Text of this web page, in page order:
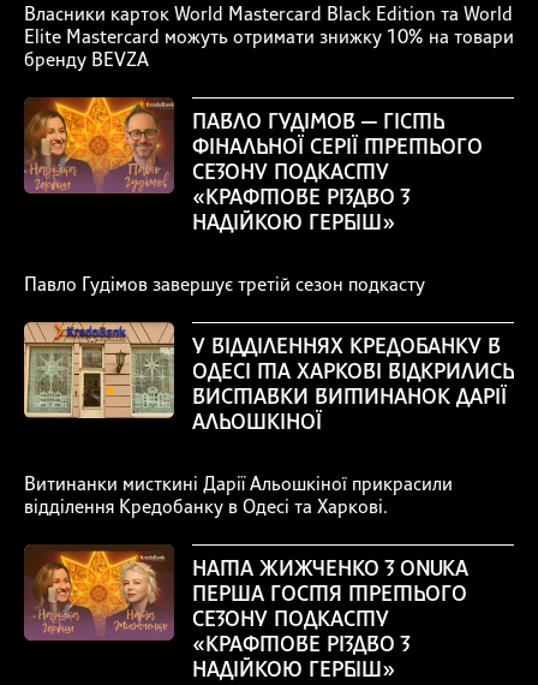
Власники карток World Mastercard Black Edition та World
Elite Mastercard можуть отримати знижку 10% на товари
бренду BEVZA
ПАВЛО ГУДІМОВ — ГІСТЬ
ФІНАЛЬНОЇ СЕРІЇ ТРЕТЬОГО
СЕЗОНУ ПОДКАСТУ
«КРАФТОВЕ РІЗДВО З
НАДІЙКОЮ ГЕРБІШ»
Павло Гудімов завершує третій сезон подкасту
У ВІДДІЛЕННЯХ КРЕДОБАНКУ В
ОДЕСІ ТА ХАРКОВІ ВІДКРИЛИСЬ
ВИСТАВКИ ВИТИНАНОК ДАРІЇ
АЛЬОШКІНОЇ
Витинанки мисткині Дарії Альошкіної прикрасили
відділення Кредобанку в Одесі та Харкові.
НАТА ЖИЖЧЕНКО З ONUKA
ПЕРША ГОСТЯ ТРЕТЬОГО
СЕЗОНУ ПОДКАСТУ
«КРАФТОВЕ РІЗДВО З
НАДІЙКОЮ ГЕРБІШ»